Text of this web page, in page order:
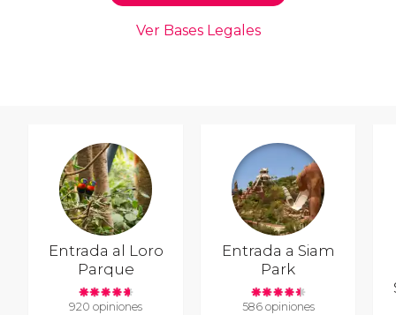
Entrada al Loro
Parque
920 opiniones
Entrada a Siam
Park
586 opiniones